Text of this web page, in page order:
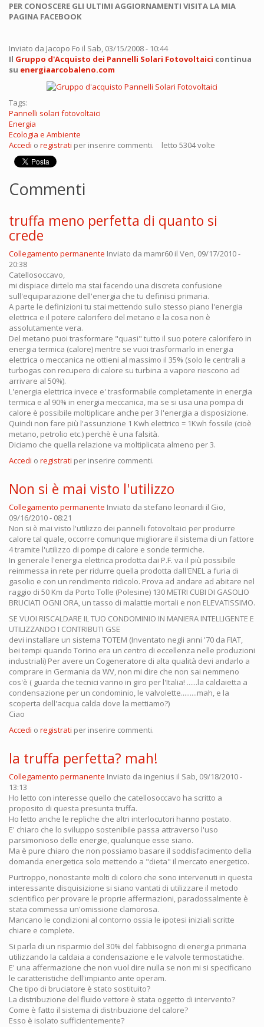
PER CONOSCERE GLI ULTIMI AGGIORNAMENTI VISITA LA MIA
PAGINA FACEBOOK
Inviato da Jacopo Fo il Sab, 03/15/2008 - 10:44
Il Gruppo d'Acquisto dei Pannelli Solari Fotovoltaici continua
su energiaarcobaleno.com
Tags:
Pannelli solari fotovoltaici
Energia
Ecologia e Ambiente
Accedi o registrati per inserire commenti. letto 5304 volte
Commenti
truffa meno perfetta di quanto si
crede
Collegamento permanente Inviato da mamr60 il Ven, 09/17/2010 -
20:38
Catellosoccavo,
mi dispiace dirtelo ma stai facendo una discreta confusione
sull'equiparazione dell'energia che tu definisci primaria.
A parte le definizioni tu stai mettendo sullo stesso piano l'energia
elettrica e il potere calorifero del metano e la cosa non è
assolutamente vera.
Del metano puoi trasformare "quasi" tutto il suo potere calorifero in
energia termica (calore) mentre se vuoi trasformarlo in energia
elettrica o meccanica ne ottieni al massimo il 35% (solo le centrali a
turbogas con recupero di calore su turbina a vapore riescono ad
arrivare al 50%).
L'energia elettrica invece e' trasformabile completamente in energia
termica e al 90% in energia meccanica, ma se si usa una pompa di
calore è possibile moltiplicare anche per 3 l'energia a disposizione.
Quindi non fare più l'assunzione 1 Kwh elettrico = 1Kwh fossile (cioè
metano, petrolio etc.) perchè è una falsità.
Diciamo che quella relazione va moltiplicata almeno per 3.
Accedi o registrati per inserire commenti.
Non si è mai visto l'utilizzo
Collegamento permanente Inviato da stefano leonardi il Gio,
09/16/2010 - 08:21
Non si è mai visto l'utilizzo dei pannelli fotovoltaici per produrre
calore tal quale, occorre comunque migliorare il sistema di un fattore
4 tramite l'utilizzo di pompe di calore e sonde termiche.
In generale l'energia elettrica prodotta dai P.F. va il più possibile
reimmessa in rete per ridurre quella prodotta dall'ENEL a furia di
gasolio e con un rendimento ridicolo. Prova ad andare ad abitare nel
raggio di 50 Km da Porto Tolle (Polesine) 130 METRI CUBI DI GASOLIO
BRUCIATI OGNI ORA, un tasso di malattie mortali e non ELEVATISSIMO.
SE VUOI RISCALDARE IL TUO CONDOMINIO IN MANIERA INTELLIGENTE E
UTILIZZANDO I CONTRIBUTI GSE
devi installare un sistema TOTEM (Inventato negli anni '70 da FIAT,
bei tempi quando Torino era un centro di eccellenza nelle produzioni
industriali) Per avere un Cogeneratore di alta qualità devi andarlo a
comprare in Germania da WV, non mi dire che non sai nemmeno
cos'è ( guarda che tecnici vanno in giro per l'Italia! ......la caldaietta a
condensazione per un condominio, le valvolette.........mah, e la
scoperta dell'acqua calda dove la mettiamo?)
Ciao
Accedi o registrati per inserire commenti.
la truffa perfetta? mah!
Collegamento permanente Inviato da ingenius il Sab, 09/18/2010 -
13:13
Ho letto con interesse quello che catellosoccavo ha scritto a
proposito di questa presunta truffa.
Ho letto anche le repliche che altri interlocutori hanno postato.
E' chiaro che lo sviluppo sostenibile passa attraverso l'uso
parsimonioso delle energie, qualunque esse siano.
Ma è pure chiaro che non possiamo basare il soddisfacimento della
domanda energetica solo mettendo a "dieta" il mercato energetico.
Purtroppo, nonostante molti di coloro che sono intervenuti in questa
interessante disquisizione si siano vantati di utilizzare il metodo
scientifico per provare le proprie affermazioni, paradossalmente è
stata commessa un'omissione clamorosa.
Mancano le condizioni al contorno ossia le ipotesi iniziali scritte
chiare e complete.
Si parla di un risparmio del 30% del fabbisogno di energia primaria
utilizzando la caldaia a condensazione e le valvole termostatiche.
E' una affermazione che non vuol dire nulla se non mi si specificano
le caratteristiche dell'impianto ante operam.
Che tipo di bruciatore è stato sostituito?
La distribuzione del fluido vettore è stata oggetto di intervento?
Come è fatto il sistema di distribuzione del calore?
Esso è isolato sufficientemente?